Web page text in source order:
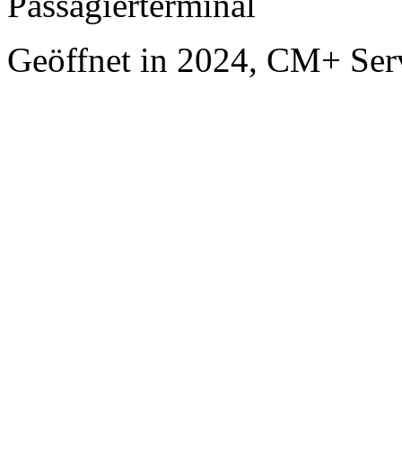
Geöffnet in 2024, CM+